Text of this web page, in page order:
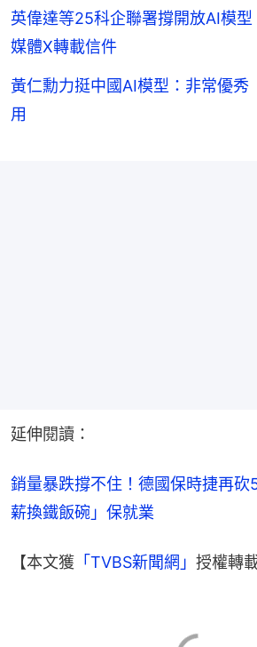
英偉達等25科企聯署撐開放AI模
媒體X轉載信件
黃仁勳力挺中國AI模型：非常優
用
延伸閱讀：
銷量暴跌撐不住！德國保時捷再砍
薪換鐵飯碗」保就業
【本文獲 「TVBS新聞網」 授權轉